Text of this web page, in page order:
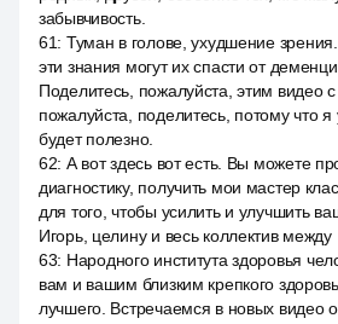
забывчивость.
61: Туман в голове, ухудшение
эти знания могут их спасти от
Поделитесь, пожалуйста, этим видео
пожалуйста, поделитесь, потому что
будет полезно.
62: А вот здесь вот есть. Вы можете
диагностику, получить мои мастер
для того, чтобы усилить и улучшить
Игорь, целину и весь коллектив между
63: Народного института здоровья
вам и вашим близким крепкого
лучшего. Встречаемся в новых видео